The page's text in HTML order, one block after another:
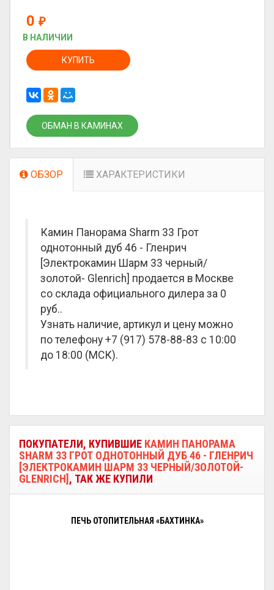
0 ₽
В НАЛИЧИИ
КУПИТЬ
ОБМАН В КАМИНАХ
ОБЗОР ХАРАКТЕРИСТИКИ
Камин Панорама Sharm 33 Грот
однотонный дуб 46 - Гленрич
[Электрокамин Шарм 33 черный/
золотой- Glenrich] продается в Москве
со склада официального дилера за 0
руб..
Узнать наличие, артикул и цену можно
по телефону +7 (917) 578-88-83 с 10:00
до 18:00 (МСК).
ПОКУПАТЕЛИ, КУПИВШИЕ КАМИН ПАНОРАМА
SHARM 33 ГРОТ ОДНОТОННЫЙ ДУБ 46 - ГЛЕНРИЧ
[ЭЛЕКТРОКАМИН ШАРМ 33 ЧЕРНЫЙ/ЗОЛОТОЙ-
GLENRICH] , ТАК ЖЕ КУПИЛИ
ПЕЧЬ ОТОПИТЕЛЬНАЯ «БАХТИНКА»